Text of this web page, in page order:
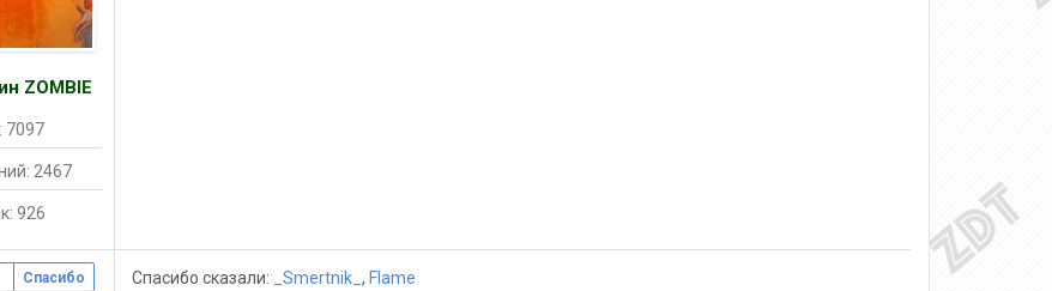
ZOMBIE
7097
2467
926
Спасибо Спасибо сказали: _Smertnik_ , Flame